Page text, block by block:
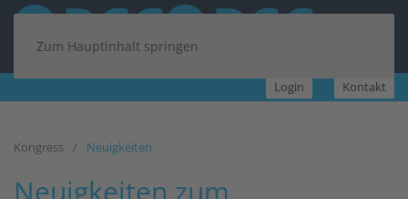
Zum Hauptinhalt springen
Login Kontakt
Kongress Neuigkeiten
Neuigkeiten zum